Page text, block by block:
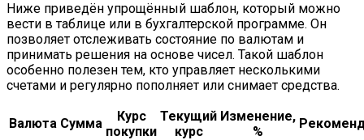
Ниже приведён упрощённый шаблон, который можно
вести в таблице или в бухгалтерской программе. Он
позволяет отслеживать состояние по валютам и
принимать решения на основе чисел. Такой шаблон
особенно полезен тем, кто управляет несколькими
счетами и регулярно пополняет или снимает средства.
Валюта Сумма
Курс
покупки
Текущий
курс
Изменение,
%